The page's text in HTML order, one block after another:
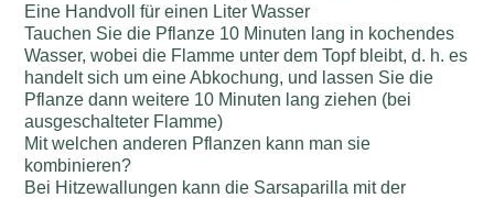
Eine Handvoll für einen Liter Wasser
Tauchen Sie die Pflanze 10 Minuten lang in kochendes
Wasser, wobei die Flamme unter dem Topf bleibt, d. h. es
handelt sich um eine Abkochung, und lassen Sie die
Pflanze dann weitere 10 Minuten lang ziehen (bei
ausgeschalteter Flamme)
Mit welchen anderen Pflanzen kann man sie
kombinieren?
Bei Hitzewallungen kann die Sarsaparilla mit der